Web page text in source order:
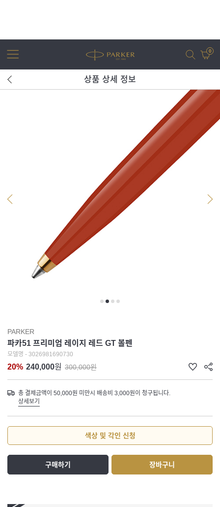
0
상품 상세 정보
PARKER
파카51 프리미엄 레이지 레드 GT 볼펜
모델명 - 3026981690730
20% 240,000원 300,000원
총 결제금액이 50,000원 미만시 배송비 3,000원이 청구됩니다.
상세보기
색상 및 각인 신청
구매하기 장바구니